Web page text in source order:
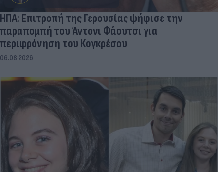
ΗΠΑ: Επιτροπή της Γερουσίας ψήφισε την
παραπομπή του Άντονι Φάουτσι για
περιφρόνηση του Κογκρέσου
06.08.2026